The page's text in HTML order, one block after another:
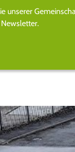
unserer